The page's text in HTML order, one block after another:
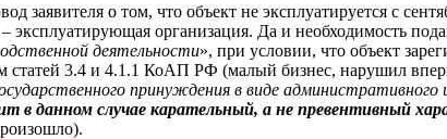
заявителя о том, что объект не эксплуатируется с
– эксплуатирующая организация. Да и необходимость
деятельности», при условии, что объект
статей 3.4 и 4.1.1 КоАП РФ (малый бизнес, нарушил
принуждения в виде административного
в данном случае карательный, а не превентивный